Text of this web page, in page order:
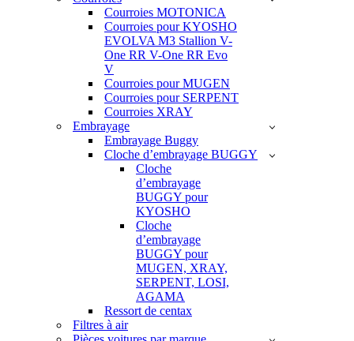
Courroies MOTONICA
Courroies pour KYOSHO
EVOLVA M3 Stallion V-
One RR V-One RR Evo
V
Courroies pour MUGEN
Courroies pour SERPENT
Courroies XRAY
Embrayage
Embrayage Buggy
Cloche d’embrayage BUGGY
Cloche
d’embrayage
BUGGY pour
KYOSHO
Cloche
d’embrayage
BUGGY pour
MUGEN, XRAY,
SERPENT, LOSI,
AGAMA
Ressort de centax
Filtres à air